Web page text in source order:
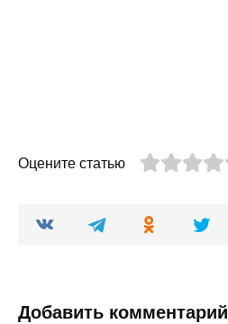
Оцените статью
Добавить комментарий